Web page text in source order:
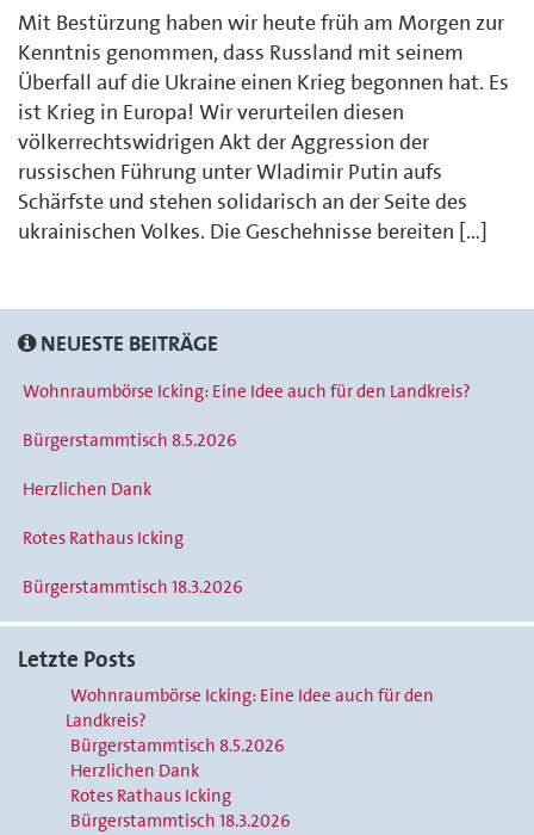
Mit Bestürzung haben wir heute früh am Morgen zur
Kenntnis genommen, dass Russland mit seinem
Überfall auf die Ukraine einen Krieg begonnen hat. Es
ist Krieg in Europa! Wir verurteilen diesen
völkerrechtswidrigen Akt der Aggression der
russischen Führung unter Wladimir Putin aufs
Schärfste und stehen solidarisch an der Seite des
ukrainischen Volkes. Die Geschehnisse bereiten […]
NEUESTE BEITRÄGE
Wohnraumbörse Icking: Eine Idee auch für den Landkreis?
Bürgerstammtisch 8.5.2026
Herzlichen Dank
Rotes Rathaus Icking
Bürgerstammtisch 18.3.2026
Letzte Posts
Wohnraumbörse Icking: Eine Idee auch für den
Landkreis?
Bürgerstammtisch 8.5.2026
Herzlichen Dank
Rotes Rathaus Icking
Bürgerstammtisch 18.3.2026